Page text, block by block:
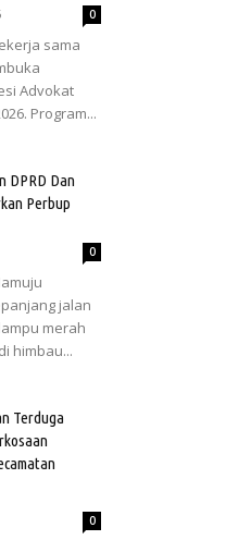
0
sama
Advokat
Program...
DPRD Dan
Perbup
0
jalan
merah
himbau...
Terduga
0